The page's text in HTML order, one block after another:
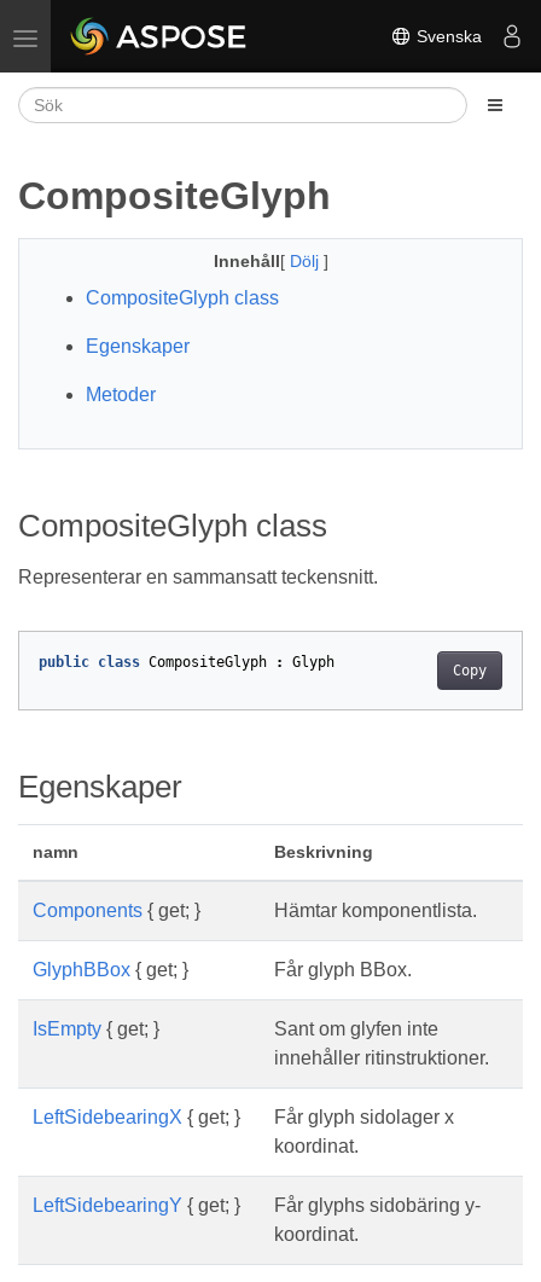
Växla navigering Svenska
CompositeGlyph
Innehåll[ Dölj ]
CompositeGlyph class
Egenskaper
Metoder
CompositeGlyph class
Representerar en sammansatt teckensnitt.
Copy
public class CompositeGlyph : Glyph
Egenskaper
namn Beskrivning
Components { get; } Hämtar komponentlista.
GlyphBBox { get; } Får glyph BBox.
IsEmpty { get; }
Sant om glyfen inte
innehåller ritinstruktioner.
LeftSidebearingX { get; }
Får glyph sidolager x
koordinat.
LeftSidebearingY { get; }
Får glyphs sidobäring y-
koordinat.